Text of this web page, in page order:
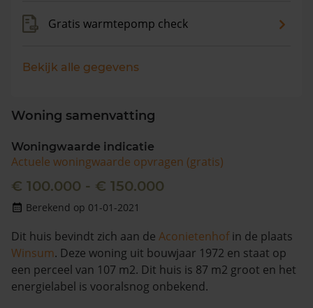
Gratis warmtepomp check
Bekijk alle gegevens
Woning samenvatting
Woningwaarde indicatie
Actuele woningwaarde opvragen (gratis)
€ 100.000 - € 150.000
Berekend op 01-01-2021
Dit huis bevindt zich aan de Aconietenhofin de plaats
Winsum. Deze woning uit bouwjaar 1972 en staat op
een perceel van 107 m2. Dit huis is 87 m2 groot en het
energielabel is vooralsnog onbekend.